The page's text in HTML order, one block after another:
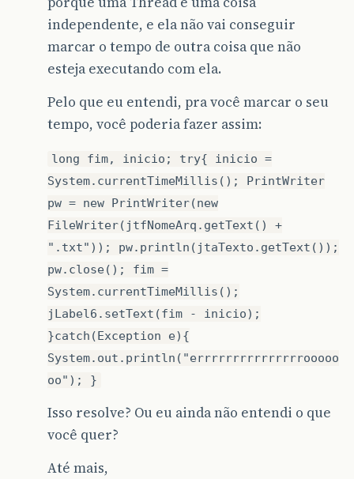
independente, e ela não vai conseguir
marcar o tempo de outra coisa que não
esteja executando com ela.
Pelo que eu entendi, pra você marcar o seu
tempo, você poderia fazer assim:
long fim, inicio; try{ inicio =
System.currentTimeMillis(); PrintWriter
pw = new PrintWriter(new
FileWriter(jtfNomeArq.getText() +
".txt")); pw.println(jtaTexto.getText());
pw.close(); fim =
System.currentTimeMillis();
jLabel6.setText(fim - inicio);
}catch(Exception e){
System.out.println("errrrrrrrrrrrrrrooooo
oo"); }
Isso resolve? Ou eu ainda não entendi o que
você quer?
Até mais,